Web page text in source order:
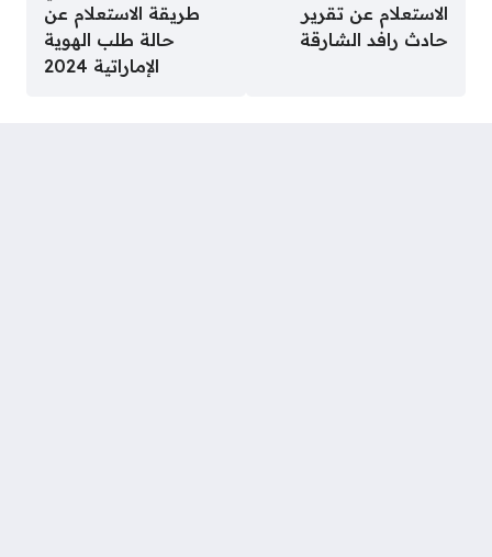
الاستعلام عن تقرير
حادث رافد الشارقة
طريقة الاستعلام عن
حالة طلب الهوية
الإماراتية 2024